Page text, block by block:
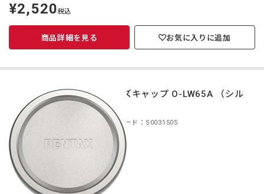
定
価
¥2,520税込
商品詳細を見る お気に入りに追加
レンズキャップ O-LW65A （シル
バー）
商品コード：S0031505